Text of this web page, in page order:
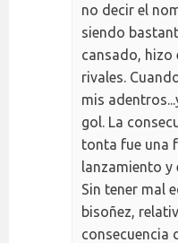
no decir el
siendo
cansado, hizo
rivales.
mis
gol. La
tonta fue una
lanzamiento y
Sin tener mal
bisoñez,
consecuencia